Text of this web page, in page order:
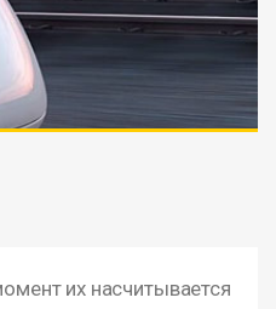
их насчитывается